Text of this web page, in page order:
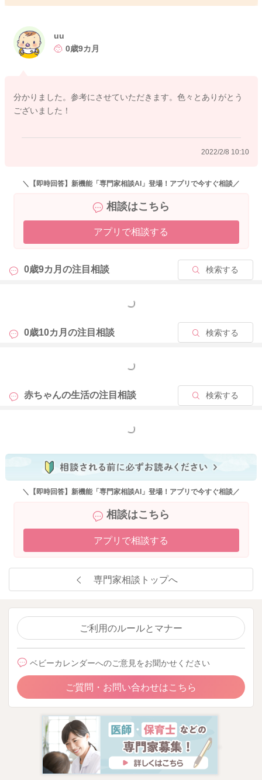
uu
0歳9カ月
分かりました。参考にさせていただきます。色々とありがとう
ございました！
2022/2/8 10:10
＼【即時回答】新機能「専門家相談AI」登場！アプリで今すぐ相談／
相談はこちら
アプリで相談する
0歳9カ月の注目相談 検索する
もっと見る
0歳10カ月の注目相談 検索する
もっと見る
赤ちゃんの生活の注目相談 検索する
もっと見る
＼【即時回答】新機能「専門家相談AI」登場！アプリで今すぐ相談／
相談はこちら
アプリで相談する
専門家相談トップへ
ご利用のルールとマナー
ベビーカレンダーへのご意見をお聞かせください
ご質問・お問い合わせはこちら